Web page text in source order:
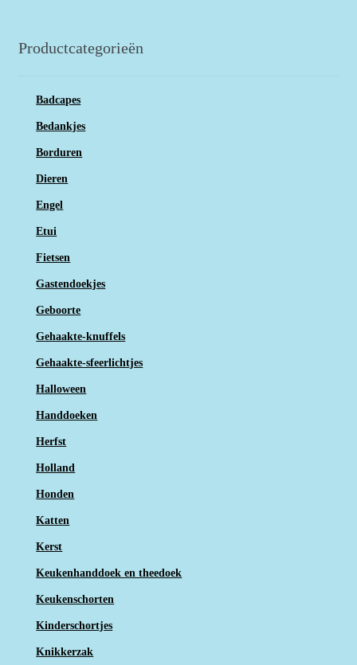
Productcategorieën
Badcapes
Bedankjes
Borduren
Dieren
Engel
Etui
Fietsen
Gastendoekjes
Geboorte
Gehaakte-knuffels
Gehaakte-sfeerlichtjes
Halloween
Handdoeken
Herfst
Holland
Honden
Katten
Kerst
Keukenhanddoek en theedoek
Keukenschorten
Kinderschortjes
Knikkerzak